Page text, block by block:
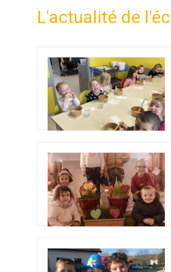
L'actualité de